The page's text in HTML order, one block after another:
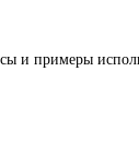
и примеры